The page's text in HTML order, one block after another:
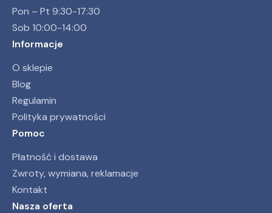
Pon – Pt 9:30-17:30
Sob 10:00-14:00
Informacje
O sklepie
Blog
Regulamin
Polityka prywatności
Pomoc
Płatność i dostawa
Zwroty, wymiana, reklamacje
Kontakt
Nasza oferta